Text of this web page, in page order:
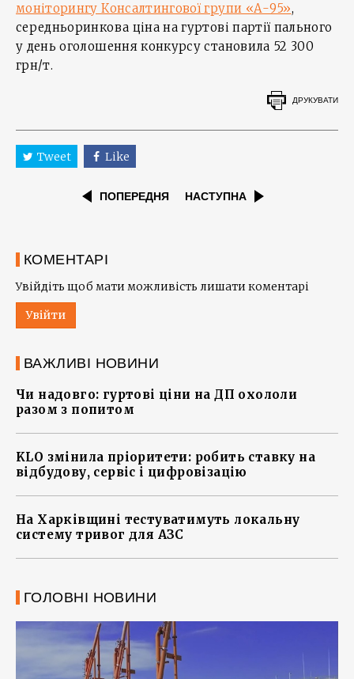
моніторингу Консалтингової групи «А-95»,
середньоринкова ціна на гуртові партії пального
у день оголошення конкурсу становила 52 300
грн/т.
ДРУКУВАТИ
Tweet Like
ПОПЕРЕДНЯ НАСТУПНА
КОМЕНТАРІ
Увійдіть щоб мати можливість лишати коментарі
Увійти
ВАЖЛИВІ НОВИНИ
Чи надовго: гуртові ціни на ДП охололи
разом з попитом
KLO змінила пріоритети: робить ставку на
відбудову, сервіс і цифровізацію
На Харківщині тестуватимуть локальну
систему тривог для АЗС
ГОЛОВНІ НОВИНИ